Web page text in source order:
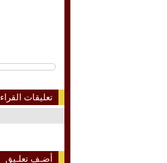
تعليقات القراء
أضـف تعلـيق